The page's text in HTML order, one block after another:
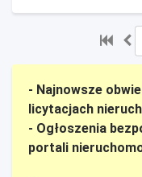
- Najnowsze
licytacjach
- Ogłoszenia
portali